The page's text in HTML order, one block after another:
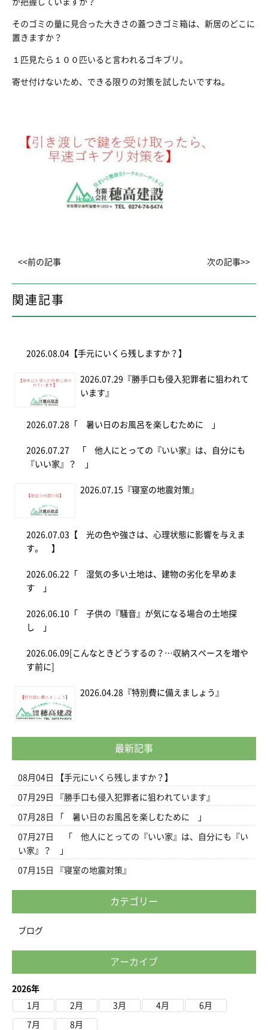
か把握していますか？
そのゴミの量に見合った大きさの蓋つきゴミ箱は、新居のどこに
置きますか？
１匹見たら１００匹いると言われるゴキブリ。
寄せ付けないため、できる限りの対策を試したいですね。
<<前の記事 次の記事>>
関連記事
2026.08.04 【手元にいくら残しますか？】
2026.07.29 『勝手口も侵入犯罪者に狙われて
います』
2026.07.28 「 暑い日のお風呂を楽しむために 」
2026.07.27 「 他人にとっての『いい家』は、自分にも
『いい家』？ 」
2026.07.15 『寝室の地震対策』
2026.07.03 【 光の色や強さは、心理状態に影響を与えま
す。 】
2026.06.22 「 湿気の多い土地は、建物の劣化を早めま
す 」
2026.06.10 「 子供の『騒音』が気になる場合の土地探
し 」
2026.06.09 [こんなときどうするの？…収納スペースを増や
す前に]
2026.04.28 『特別費に備えましょう』
最新記事
08月04日 【手元にいくら残しますか？】
07月29日 『勝手口も侵入犯罪者に狙われています』
07月28日 「 暑い日のお風呂を楽しむために 」
07月27日
「 他人にとっての『いい家』は、自分にも『い
い家』？ 」
07月15日 『寝室の地震対策』
カテゴリー
ブログ
アーカイブ
2026年
1月
2月 3月 4月 6月
7月 8月